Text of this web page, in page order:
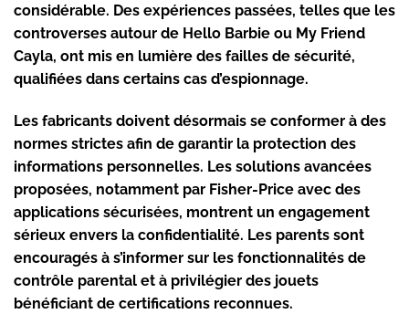
considérable. Des expériences passées, telles que les
controverses autour de Hello Barbie ou My Friend
Cayla, ont mis en lumière des failles de sécurité,
qualifiées dans certains cas d’espionnage.
Les fabricants doivent désormais se conformer à des
normes strictes afin de garantir la protection des
informations personnelles. Les solutions avancées
proposées, notamment par Fisher-Price avec des
applications sécurisées, montrent un engagement
sérieux envers la confidentialité. Les parents sont
encouragés à s’informer sur les fonctionnalités de
contrôle parental et à privilégier des jouets
bénéficiant de certifications reconnues.